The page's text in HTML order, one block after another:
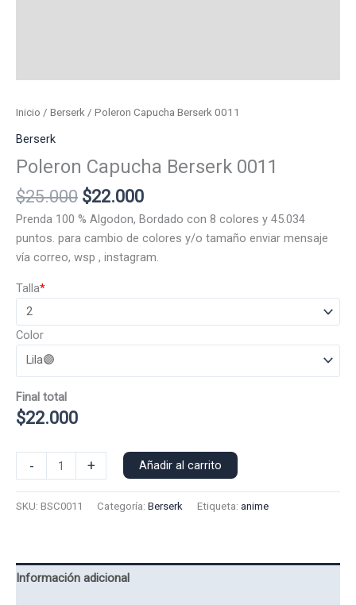
Inicio / Berserk / Poleron Capucha Berserk 0011
Berserk
Poleron Capucha Berserk 0011
$25.000 El
precio
original
era:
$22.000El
precio
actual
es:
Prenda 100 % Algodon, Bordado con 8 colores y 45.034
puntos. para cambio de colores y/o tamaño enviar mensaje
vía correo, wsp , instagram.
*
Talla
Color
Final total
$22.000
-
Capucha
+ Añadir al carrito
SKU: BSC0011 Categoría: Berserk Etiqueta: anime
Información adicional